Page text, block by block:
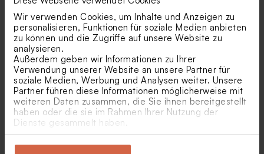
Wir verwenden Cookies, um Inhalte und Anzeigen zu
personalisieren, Funktionen für soziale Medien anbieten
zu können und die Zugriffe auf unsere Website zu
analysieren.
Außerdem geben wir Informationen zu Ihrer
Verwendung unserer Website an unsere Partner für
soziale Medien, Werbung und Analysen weiter. Unsere
Partner führen diese Informationen möglicherweise mit
weiteren Daten zusammen, die Sie ihnen bereitgestellt
haben oder die sie im Rahmen Ihrer Nutzung der
Dienste gesammelt haben.
Hochzeitseinladungen Blau
Hochzeitseinladungen minimalistisch
Hochzeitseinladungen romantisch
Arabische Hochzeitseinladungen
Holz